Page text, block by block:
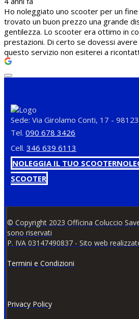
Ho noleggiato uno scooter per un
trovato un buon prezzo una grande
gentilezza. Lo scooter era ottimo in
prestazioni. Di certo se dovessi avere
questo servizio non esiterei a
Sede: Via Girolamo Conti, 17 -
Tel. 090 678 3426
Cell. 346 639 6113
NOLEGGIA IL TUO SCOOTER
SCOOTER
© Copyright 2023 Officina Coluccio
sono riservati
P. IVA 03147490837 - Sito web
Termini e Condizioni
Privacy Policy